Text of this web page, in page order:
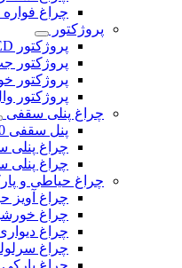
چراغ
پروژکتور
پروژکتور LED
پروژکتور
پروژکتور
پروژکتور
چراغ پنلی سقفی
پنل سقفی 60*60 LED
چراغ پنلی
چراغ پنلی
چراغ حیاطی و
چراغ آویز
چراغ
چراغ
چراغ